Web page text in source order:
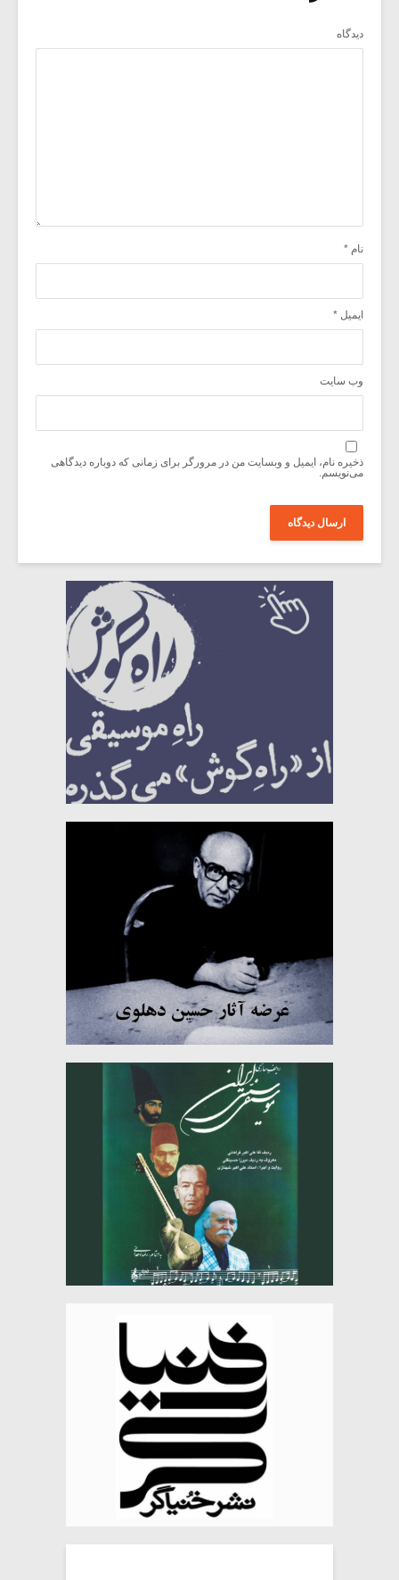
دیدگاه
نام *
ایمیل *
وب‌ سایت
ذخیره نام، ایمیل و وبسایت من در مرورگر برای زمانی که دوباره دیدگاهی
می‌نویسم.